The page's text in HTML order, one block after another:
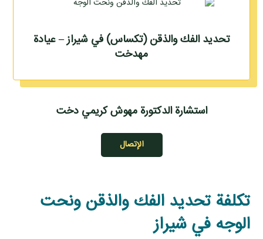
تحديد الفك والذقن (تكساس) في شيراز – عيادة
مهدخت
استشارة الدكتورة مهوش كريمي دخت
الإتصال
تكلفة تحديد الفك والذقن ونحت
الوجه في شيراز